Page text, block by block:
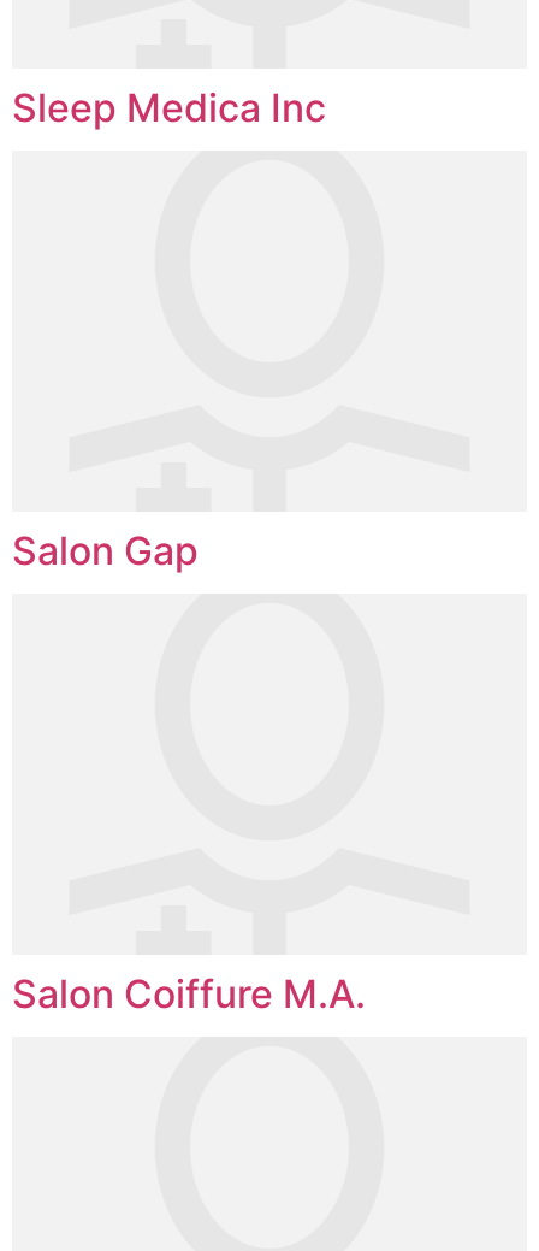
Sleep Medica Inc
Salon Gap
Salon Coiffure M.A.